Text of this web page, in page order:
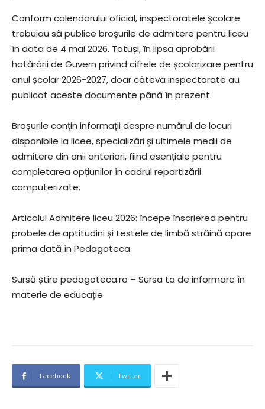
Conform calendarului oficial, inspectoratele școlare
trebuiau să publice broșurile de admitere pentru liceu
în data de 4 mai 2026. Totuși, în lipsa aprobării
hotărârii de Guvern privind cifrele de școlarizare pentru
anul școlar 2026-2027, doar câteva inspectorate au
publicat aceste documente până în prezent.
Broșurile conțin informații despre numărul de locuri
disponibile la licee, specializări și ultimele medii de
admitere din anii anteriori, fiind esențiale pentru
completarea opțiunilor în cadrul repartizării
computerizate.
Articolul Admitere liceu 2026: începe înscrierea pentru
probele de aptitudini și testele de limbă străină apare
prima dată în Pedagoteca.
Sursă știre pedagoteca.ro – Sursa ta de informare în
materie de educație
Facebook Twitter